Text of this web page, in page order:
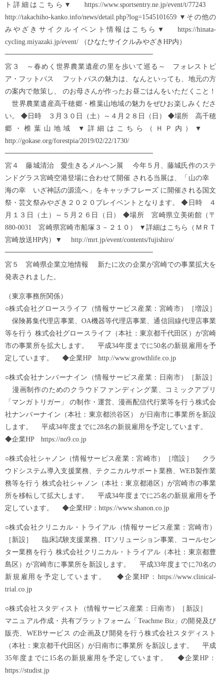
ト詳細はこちら▼ https://www.sportsentry.ne.jp/event/t/77243
http://takachiho-kanko.info/news/detail.php?log=1545101659 ▼その他の
みやざきサイクルイベント情報はこちら▼ https://hinata-
cycling.miyazaki.jp/event/ （ひなたサイクルみやざきHP内）
──────────────────────────────
宮３ ～春めく世界農業遺産の里を歩いて巡る～ フォレストピ
ア・フットパス フットパスの魅力は、なんといっても、地元の方
の案内で散策し、 のお母さんが作ったお昼ごはんをいただくこと！
世界農業遺産高千穂郷・椎葉山地域の魅力をぜひお楽しみくださ
い。 ◆日時 ３月３０日（土）～４月２８日（日） ◆場所 高千穂
郷・椎葉山地域 ▼詳細はこちら（ＨＰ内）▼
http://gokase.org/forestpia/2019/02/22/1730/
──────────────────────────────
宮４ 藤城清治 愛生きるメルヘン展 今年５月、藤城氏作のステ
ンドグラス宮崎空港登場に合わせて開催 される当展は、「山の幸
海の幸 いざ神話の源流へ」をキャッチフレーズ に開催される国文
祭・芸文祭みやざき２０２０プレイベントとなります。 ◆日時 ４
月１３日（土）～５月２６日（日） ◆場所 宮崎県立美術館（〒
880-0031 宮崎県宮崎市船塚３－２１０） ▼詳細はこちら（ＭＲＴ
宮崎放送HP内）▼ http://mrt.jp/event/contents/fujishiro/
──────────────────────────────
宮５ 宮崎県企業立地情報 新たに次の企業が宮崎での事業拡大を
発表されました。
（東京事務所関係）
○株式会社グロースライフ（情報サービス産業：宮崎市）［増設］
保険募集代理店事業、OA機器等代理店事業、通信回線代理店事業
等を行う 株式会社グロースライフ（本社：東京都千代田区）が宮崎
市の事業所を拡大します。 平成34年度までに50名の新規雇用を予
定しています。 ◆企業HP http://www.growthlife.co.jp
○株式会社ナンバーナイン（情報サービス産業：日南市）［新設］
漫画制作のためのクラウドファンディング業、コミックアプリ
「マンガトリガー」 の制作・運営、漫画配信代行業等を行う株式会
社ナンバーナイン（本社：東京都渋谷区） が日南市に事業所を新設
します。 平成34年度までに28名の新規雇用を予定しています。
◆企業HP https://no9.co.jp
○株式会社シャノン（情報サービス産業：宮崎市）［増設］ クラ
ウドシステム導入支援業務、テクニカルサポート業務、WEB製作業
務等を行う 株式会社シャノン（本社：東京都港区）が宮崎市の事業
所を移転して拡大します。 平成34年度までに25名の新規雇用を予
定しています。 ◆企業HP：https://www.shanon.co.jp
○株式会社クリニカル・トライアル（情報サービス産業：宮崎市）
［新設］ 臨床試験支援業務、ITソリューション事業、コールセン
ター業務を行う 株式会社クリニカル・トライアル（本社：東京都豊
島区）が宮崎市に事業所を新設します。 平成33年度までに70名の
新規雇用を予定しています。 ◆企業HP：https://www.clinical-
trial.co.jp
○株式会社スタディスト（情報サービス産業：日南市）［新設］
マニュアル作成・共有プラットフォーム「Teachme Biz」の開発及び
販売、WEBサービス の企画及び開発を行う株式会社スタディスト
（本社：東京都千代田区）が日南市に事業所 を新設します。 平成
35年度までに15名の新規雇用を予定しています。 ◆企業HP：
https://studist.jp